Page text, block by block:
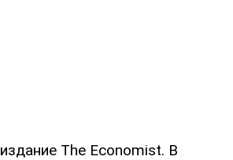
издание The Economist. В